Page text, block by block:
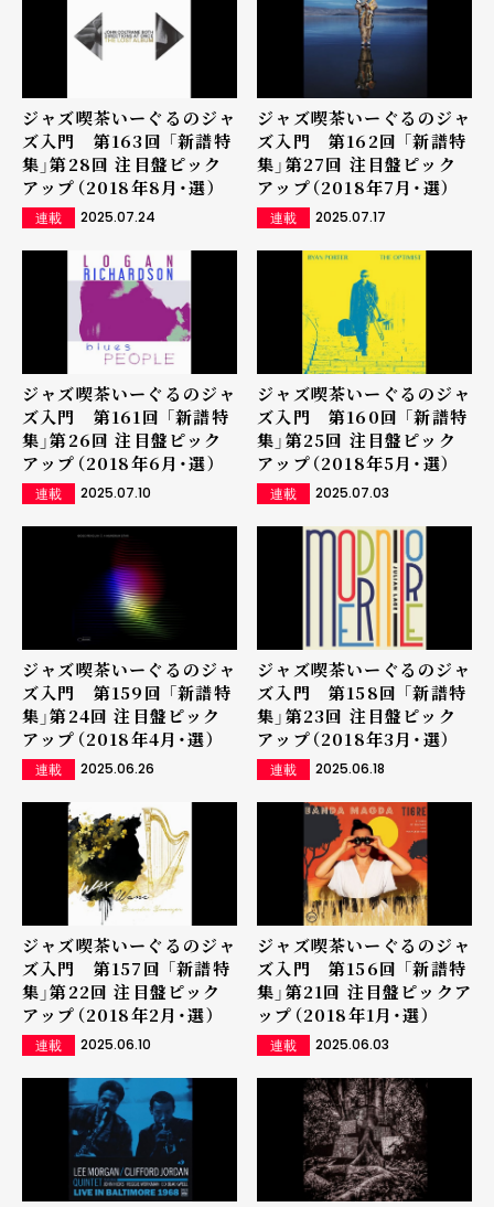
ジャズ喫茶いーぐるのジャ
ズ入門 第163回 「新譜特
集」第28回 注目盤ピック
アップ（2018年8月・選）
連載 2025.07.24
ジャズ喫茶いーぐるのジャ
ズ入門 第162回 「新譜特
集」第27回 注目盤ピック
アップ（2018年7月・選）
連載 2025.07.17
ジャズ喫茶いーぐるのジャ
ズ入門 第161回 「新譜特
集」第26回 注目盤ピック
アップ（2018年6月・選）
連載 2025.07.10
ジャズ喫茶いーぐるのジャ
ズ入門 第160回 「新譜特
集」第25回 注目盤ピック
アップ（2018年5月・選）
連載 2025.07.03
ジャズ喫茶いーぐるのジャ
ズ入門 第159回 「新譜特
集」第24回 注目盤ピック
アップ（2018年4月・選）
連載 2025.06.26
ジャズ喫茶いーぐるのジャ
ズ入門 第158回 「新譜特
集」第23回 注目盤ピック
アップ（2018年3月・選）
連載 2025.06.18
ジャズ喫茶いーぐるのジャ
ズ入門 第157回 「新譜特
集」第22回 注目盤ピック
アップ（2018年2月・選）
連載 2025.06.10
ジャズ喫茶いーぐるのジャ
ズ入門 第156回 「新譜特
集」第21回 注目盤ピックア
ップ（2018年1月・選）
連載 2025.06.03